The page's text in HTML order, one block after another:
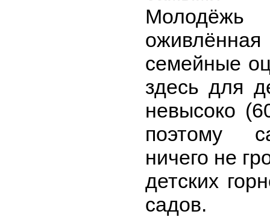
семейные
здесь для
невысоко
поэтому
ничего не
детских
садов.